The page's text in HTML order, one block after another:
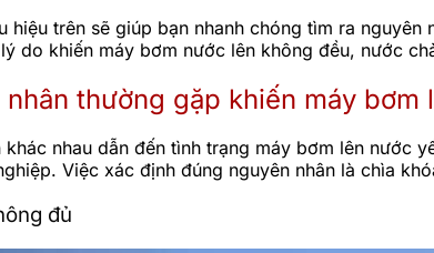
hiệu trên sẽ giúp bạn nhanh chóng tìm ra
do khiến máy bơm nước lên không đều, nước
thường gặp khiến máy bơm
khác nhau dẫn đến tình trạng máy bơm lên
Việc xác định đúng nguyên nhân là chìa
đủ